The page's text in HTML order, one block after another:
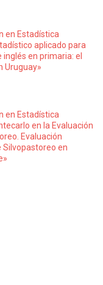
en Estadística
aplicado para
en primaria: el
Uruguay»
en Estadística
en la Evaluación
Evaluación
Silvopastoreo en